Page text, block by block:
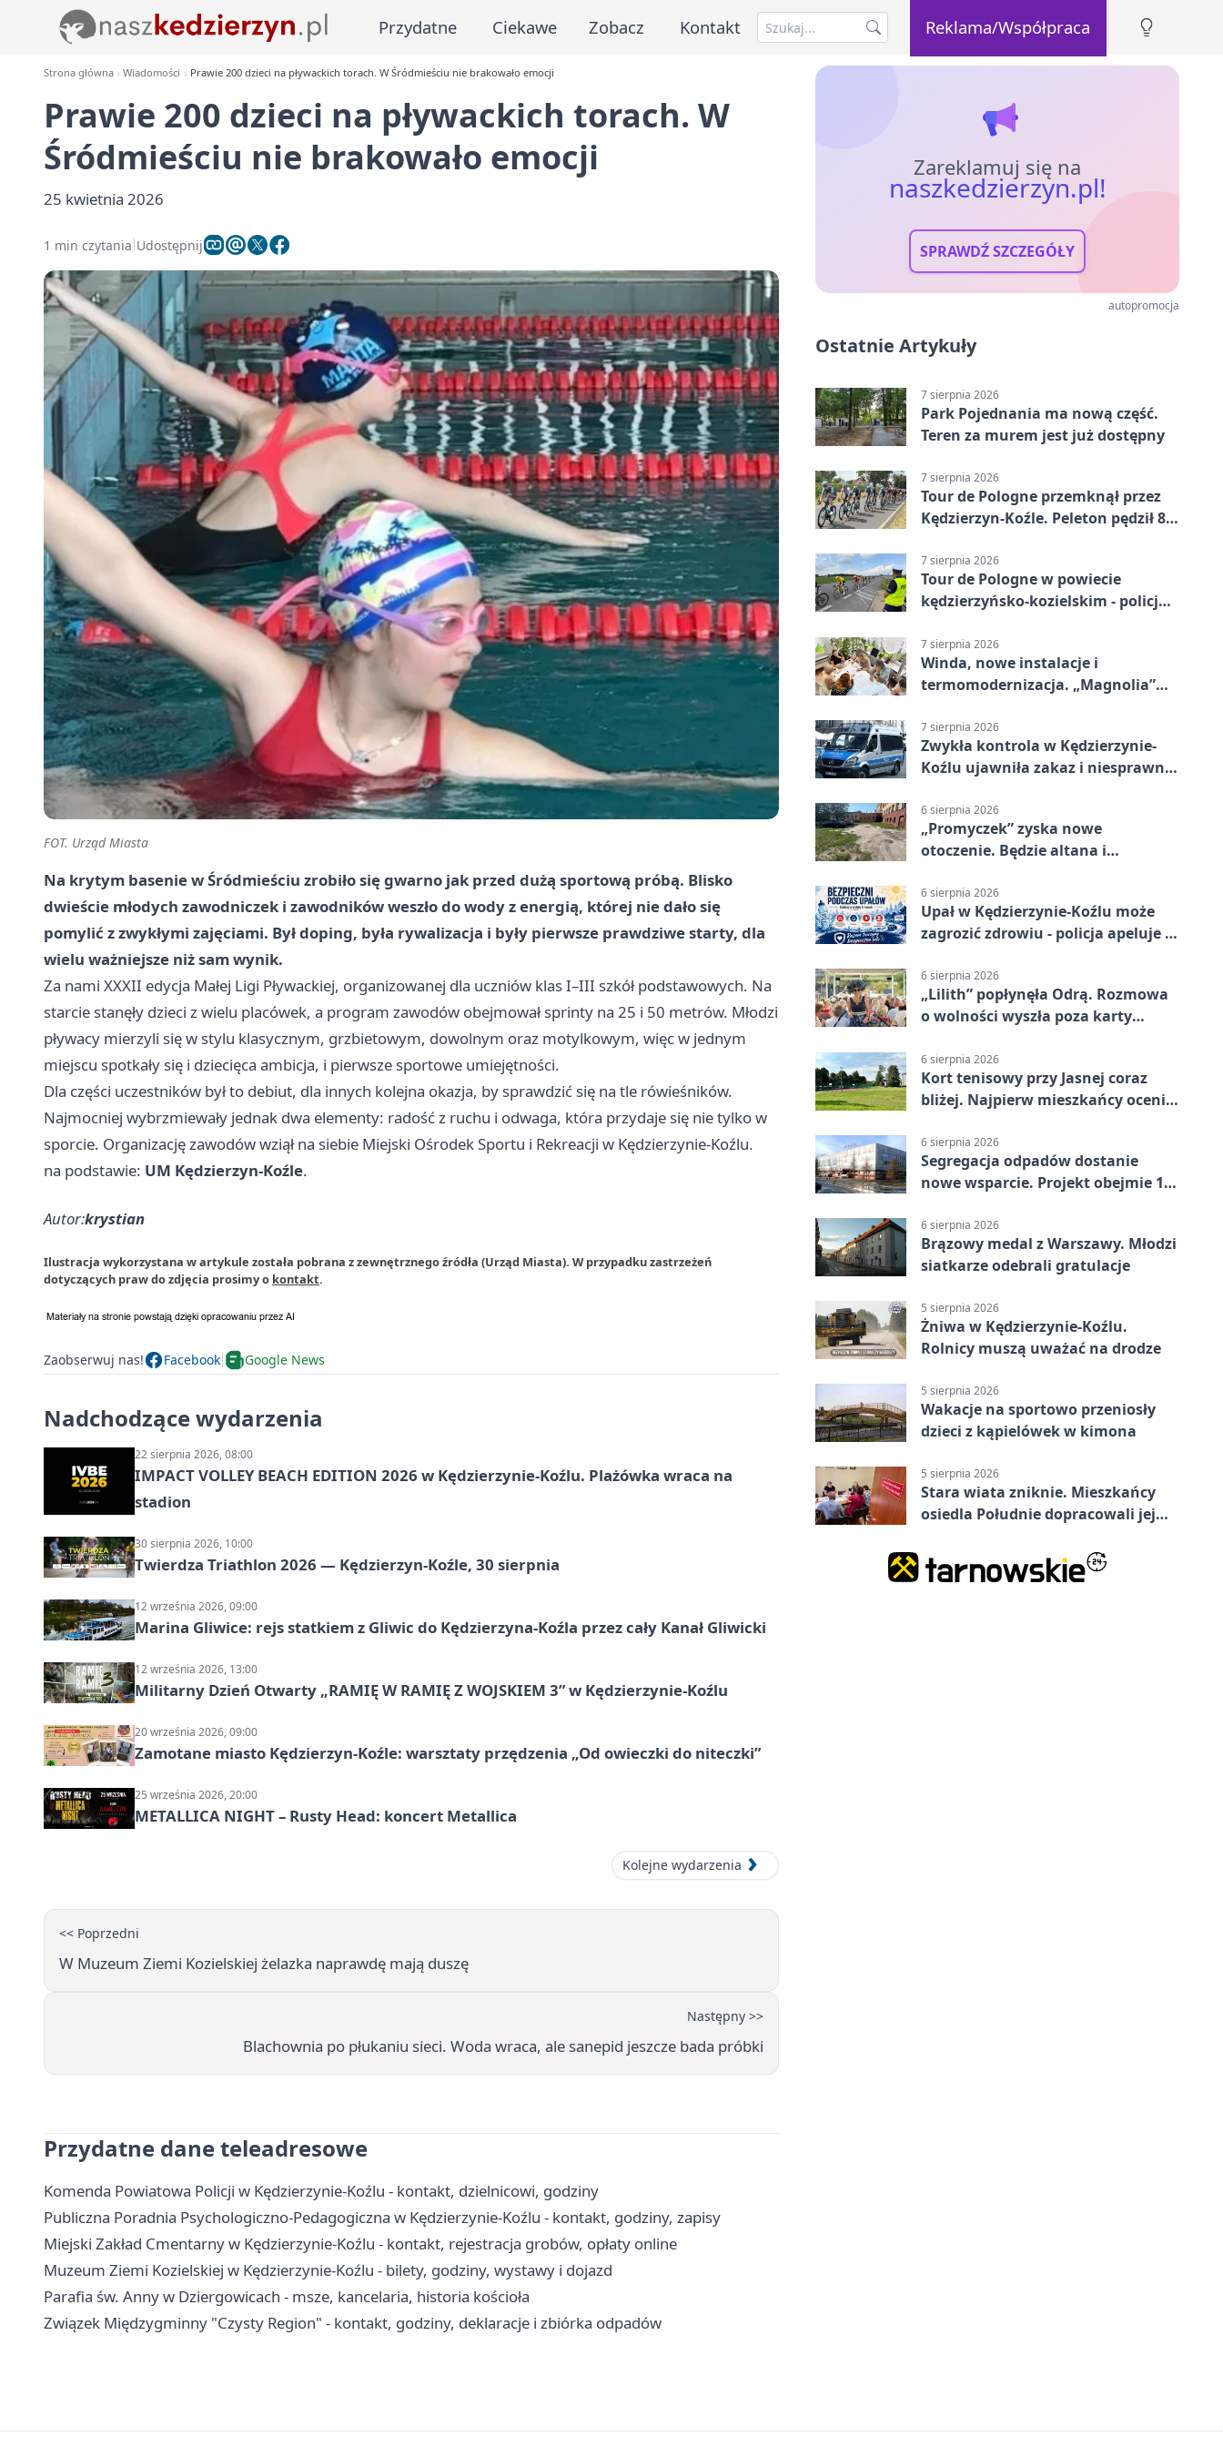
Przydatne Ciekawe Zobacz Kontakt Reklama/Współpraca
Strona główna Wiadomości Prawie 200 dzieci na pływackich torach. W Śródmieściu nie brakowało emocji
Prawie 200 dzieci na pływackich torach. W
Śródmieściu nie brakowało emocji
25 kwietnia 2026
1 min czytania Udostępnij
FOT. Urząd Miasta
Na krytym basenie w Śródmieściu zrobiło się gwarno jak przed dużą sportową próbą. Blisko
dwieście młodych zawodniczek i zawodników weszło do wody z energią, której nie dało się
pomylić z zwykłymi zajęciami. Był doping, była rywalizacja i były pierwsze prawdziwe starty, dla
wielu ważniejsze niż sam wynik.
Za nami XXXII edycja Małej Ligi Pływackiej, organizowanej dla uczniów klas I–III szkół podstawowych. Na
starcie stanęły dzieci z wielu placówek, a program zawodów obejmował sprinty na 25 i 50 metrów. Młodzi
pływacy mierzyli się w stylu klasycznym, grzbietowym, dowolnym oraz motylkowym, więc w jednym
miejscu spotkały się i dziecięca ambicja, i pierwsze sportowe umiejętności.
Dla części uczestników był to debiut, dla innych kolejna okazja, by sprawdzić się na tle rówieśników.
Najmocniej wybrzmiewały jednak dwa elementy: radość z ruchu i odwaga, która przydaje się nie tylko w
sporcie. Organizację zawodów wziął na siebie Miejski Ośrodek Sportu i Rekreacji w Kędzierzynie-Koźlu.
na podstawie: UM Kędzierzyn-Koźle.
Autor:krystian
Ilustracja wykorzystana w artykule została pobrana z zewnętrznego źródła (Urząd Miasta). W przypadku zastrzeżeń
dotyczących praw do zdjęcia prosimy o kontakt.
Zaobserwuj nas! Facebook Google News
Nadchodzące wydarzenia
22 sierpnia 2026, 08:00
IMPACT VOLLEY BEACH EDITION 2026 w Kędzierzynie-Koźlu. Plażówka wraca na
stadion
30 sierpnia 2026, 10:00
Twierdza Triathlon 2026 — Kędzierzyn-Koźle, 30 sierpnia
12 września 2026, 09:00
Marina Gliwice: rejs statkiem z Gliwic do Kędzierzyna-Koźla przez cały Kanał Gliwicki
12 września 2026, 13:00
Militarny Dzień Otwarty „RAMIĘ W RAMIĘ Z WOJSKIEM 3” w Kędzierzynie-Koźlu
20 września 2026, 09:00
Zamotane miasto Kędzierzyn-Koźle: warsztaty przędzenia „Od owieczki do niteczki”
25 września 2026, 20:00
METALLICA NIGHT – Rusty Head: koncert Metallica
Kolejne wydarzenia
<< Poprzedni
W Muzeum Ziemi Kozielskiej żelazka naprawdę mają duszę
Następny >>
Blachownia po płukaniu sieci. Woda wraca, ale sanepid jeszcze bada próbki
Przydatne dane teleadresowe
Komenda Powiatowa Policji w Kędzierzynie-Koźlu - kontakt, dzielnicowi, godziny
Publiczna Poradnia Psychologiczno-Pedagogiczna w Kędzierzynie-Koźlu - kontakt, godziny, zapisy
Miejski Zakład Cmentarny w Kędzierzynie-Koźlu - kontakt, rejestracja grobów, opłaty online
Muzeum Ziemi Kozielskiej w Kędzierzynie-Koźlu - bilety, godziny, wystawy i dojazd
Parafia św. Anny w Dziergowicach - msze, kancelaria, historia kościoła
Związek Międzygminny "Czysty Region" - kontakt, godziny, deklaracje i zbiórka odpadów
Zareklamuj się na
naszkedzierzyn.pl!
SPRAWDŹ SZCZEGÓŁY
autopromocja
Ostatnie Artykuły
7 sierpnia 2026
Park Pojednania ma nową część.
Teren za murem jest już dostępny
7 sierpnia 2026
Tour de Pologne przemknął przez
Kędzierzyn-Koźle. Peleton pędził 80
7 sierpnia 2026
Tour de Pologne w powiecie
kędzierzyńsko-kozielskim - policja
7 sierpnia 2026
Winda, nowe instalacje i
termomodernizacja. „Magnolia”
7 sierpnia 2026
Zwykła kontrola w Kędzierzynie-
Koźlu ujawniła zakaz i niesprawne
6 sierpnia 2026
„Promyczek” zyska nowe
otoczenie. Będzie altana i
6 sierpnia 2026
Upał w Kędzierzynie-Koźlu może
zagrozić zdrowiu - policja apeluje o
6 sierpnia 2026
„Lilith” popłynęła Odrą. Rozmowa
o wolności wyszła poza karty
6 sierpnia 2026
Kort tenisowy przy Jasnej coraz
bliżej. Najpierw mieszkańcy ocenią
6 sierpnia 2026
Segregacja odpadów dostanie
nowe wsparcie. Projekt obejmie 15
6 sierpnia 2026
Brązowy medal z Warszawy. Młodzi
siatkarze odebrali gratulacje
5 sierpnia 2026
Żniwa w Kędzierzynie-Koźlu.
Rolnicy muszą uważać na drodze
5 sierpnia 2026
Wakacje na sportowo przeniosły
dzieci z kąpielówek w kimona
5 sierpnia 2026
Stara wiata zniknie. Mieszkańcy
osiedla Południe dopracowali jej